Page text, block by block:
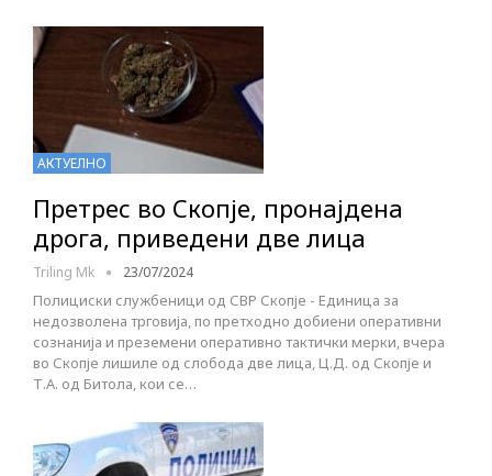
АКТУЕЛНО
Претрес во Скопје, пронајдена
дрога, приведени две лица
Triling Mk 23/07/2024
Полициски службеници од СВР Скопје - Единица за
недозволена трговија, по претходно добиени оперативни
сознанија и преземени оперативно тактички мерки, вчера
во Скопје лишиле од слобода две лица, Ц.Д. од Скопје и
Т.А. од Битола, кои се…